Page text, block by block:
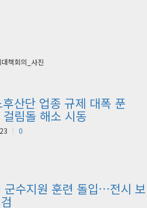
산단 업종 규제 대폭 푼
림돌 해소 시동
0
군수지원 훈련 돌입…전시 보